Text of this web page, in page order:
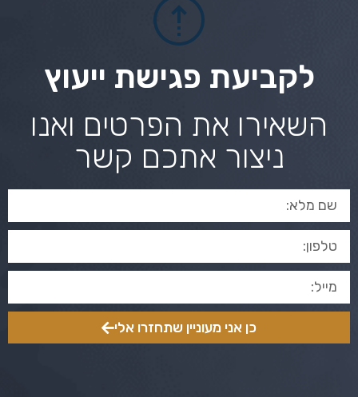
לקביעת פגישת ייעוץ
השאירו את הפרטים ואנו
ניצור אתכם קשר
כן אני מעוניין שתחזרו אלי